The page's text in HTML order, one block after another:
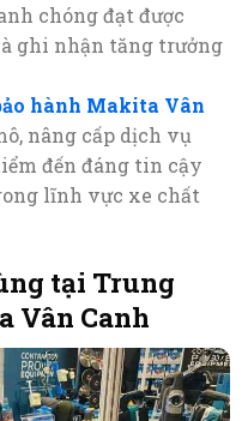
chóng đạt được
ghi nhận tăng trưởng
hành Makita Vân
nâng cấp dịch vụ
đến đáng tin cậy
lĩnh vực xe chất
tại Trung
Vân Canh